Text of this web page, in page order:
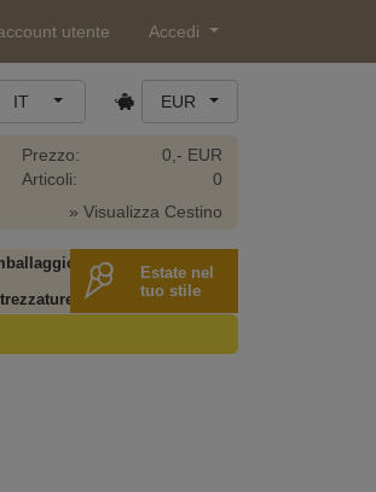
utente Accedi
IT EUR
Prezzo:
Articoli:
0,- EUR
0
» Visualizza Cestino
Estate nel
tuo stile